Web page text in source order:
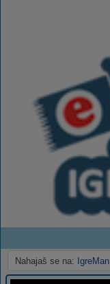
Nahajaš se na: IgreMan